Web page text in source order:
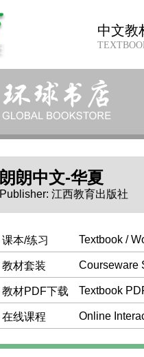
中文教
朗朗中文-华夏
Publisher: 江西教育出版社
课本/练习 Textbook /
教材套装 Courseware
教材PDF下载
在线课程